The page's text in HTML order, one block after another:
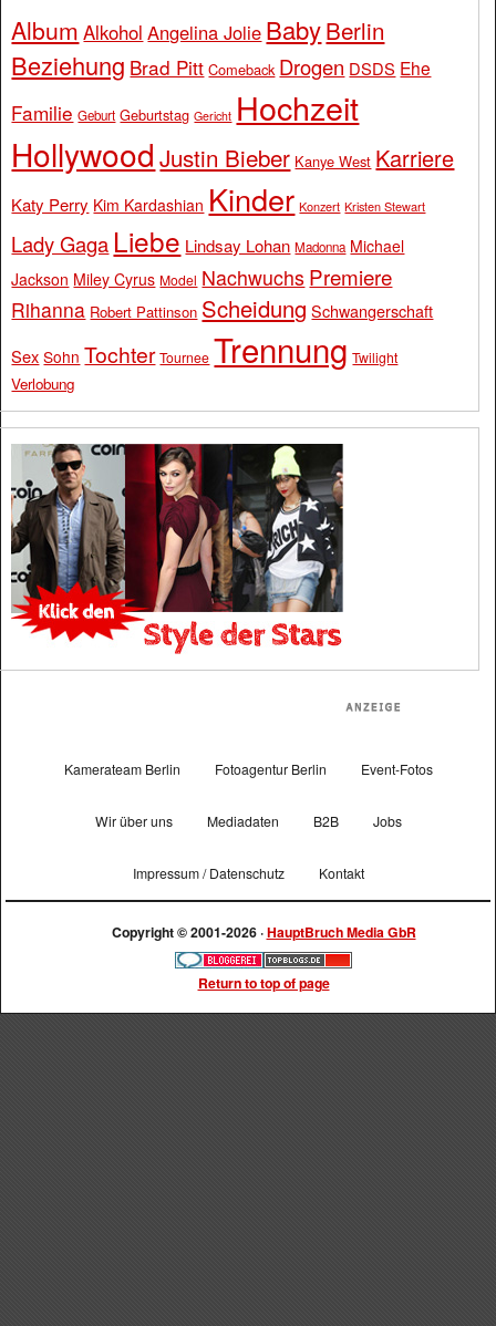
Album Alkohol Angelina Jolie BabyBerlin
Beziehung Brad Pitt Comeback Drogen DSDS Ehe
Familie Geburt Geburtstag Gericht Hochzeit
Hollywood Justin Bieber Kanye West Karriere
Katy Perry Kim Kardashian Kinder Konzert Kristen Stewart
Lady Gaga Liebe Lindsay Lohan Madonna Michael
Jackson Miley Cyrus Model Nachwuchs Premiere
Rihanna Robert Pattinson Scheidung Schwangerschaft
Sex Sohn Tochter Tournee Trennung Twilight
Verlobung
Kamerateam Berlin Fotoagentur Berlin Event-Fotos
Wir über uns Mediadaten B2B Jobs
Impressum / Datenschutz Kontakt
Copyright © 2001-2026 ·HauptBruch Media GbR
Return to top of page